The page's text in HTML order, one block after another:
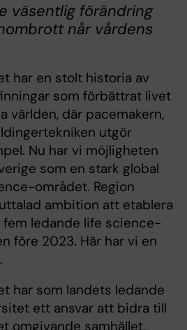
väsentlig förändring
når vårdens
har en stolt historia av
som förbättrat livet
världen, där pacemakern,
utgör
Nu har vi möjligheten
som en stark global
området. Region
ambition att etablera
ledande life science-
före 2023. Här har vi en
har som landets ledande
ett ansvar att bidra till
omgivande samhället,